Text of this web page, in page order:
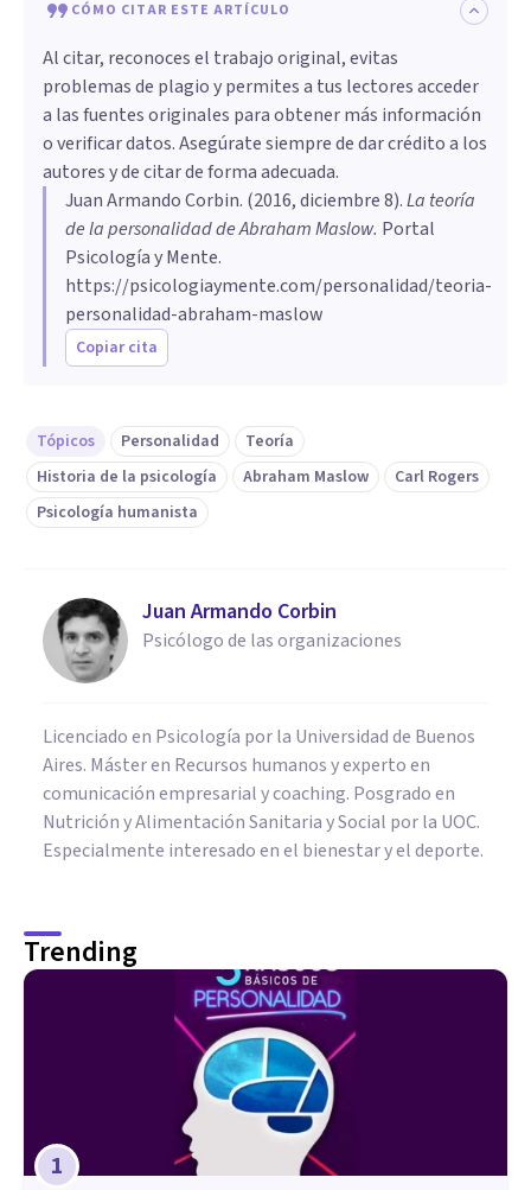
CÓMO CITAR ESTE ARTÍCULO
Al citar, reconoces el trabajo original, evitas
problemas de plagio y permites a tus lectores acceder
a las fuentes originales para obtener más información
o verificar datos. Asegúrate siempre de dar crédito a los
autores y de citar de forma adecuada.
Juan Armando Corbin. (2016, diciembre 8).La teoría
de la personalidad de Abraham Maslow. Portal
Psicología y Mente.
https://psicologiaymente.com/personalidad/teoria-
personalidad-abraham-maslow
Copiar cita
Tópicos Personalidad
Teoría
Historia de la psicología
Abraham Maslow
Carl Rogers
Psicología humanista
Juan Armando Corbin
Psicólogo de las organizaciones
Licenciado en Psicología por la Universidad de Buenos
Aires. Máster en Recursos humanos y experto en
comunicación empresarial y coaching. Posgrado en
Nutrición y Alimentación Sanitaria y Social por la UOC.
Especialmente interesado en el bienestar y el deporte.
Trending
1